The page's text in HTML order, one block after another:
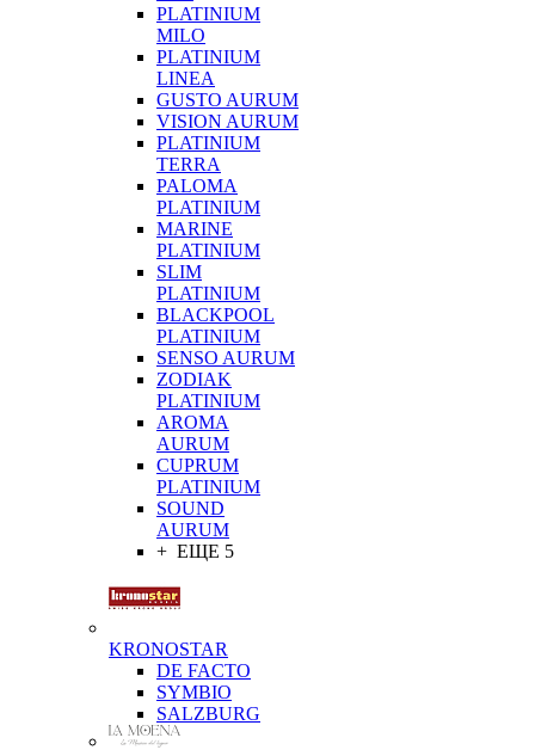
PLATINIUM
MILO
PLATINIUM
LINEA
GUSTO AURUM
VISION AURUM
PLATINIUM
TERRA
PALOMA
PLATINIUM
MARINE
PLATINIUM
SLIM
PLATINIUM
BLACKPOOL
PLATINIUM
SENSO AURUM
ZODIAK
PLATINIUM
AROMA
AURUM
CUPRUM
PLATINIUM
SOUND
AURUM
+ ЕЩЕ 5
KRONOSTAR
DE FACTO
SYMBIO
SALZBURG